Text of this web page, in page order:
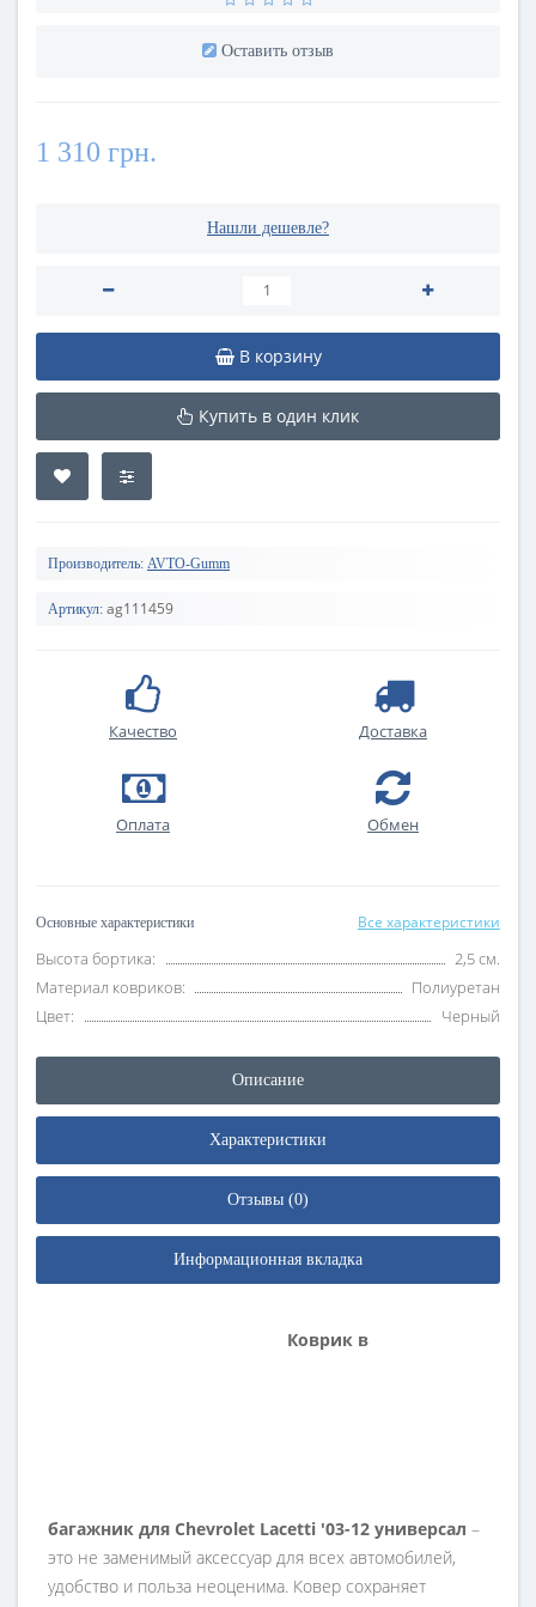
Оставить отзыв
1 310 грн.
Нашли дешевле?
В корзину
Купить в один клик
Производитель: AVTO-Gumm
Артикул: ag111459
Качество Доставка
Оплата Обмен
Основные характеристики Все характеристики
Высота бортика:
2,5 см.
Материал ковриков:
Полиуретан
Цвет:
Черный
Описание
Характеристики
Отзывы (0)
Информационная вкладка
Коврик в
багажник для Chevrolet Lacetti '03-12 универсал –
это не заменимый аксессуар для всех автомобилей,
удобство и польза неоценима. Ковер сохраняет